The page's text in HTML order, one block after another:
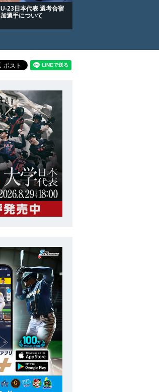
23日本代表 選考合宿
選手について